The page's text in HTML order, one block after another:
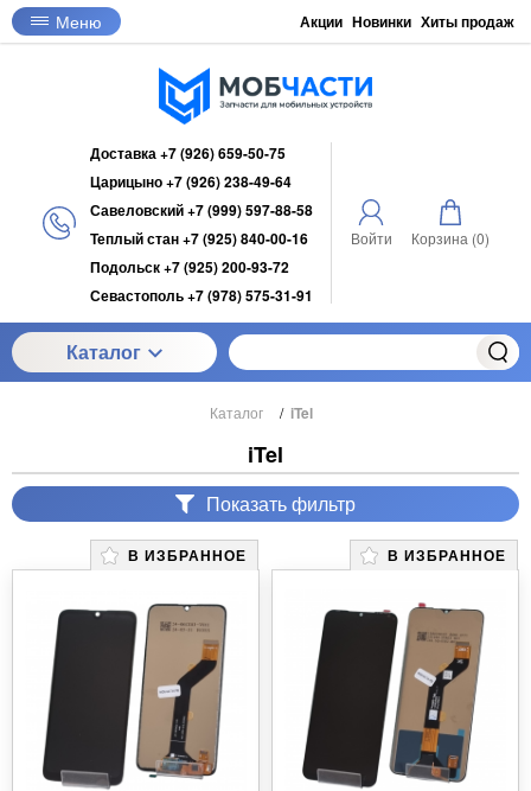
Меню Акции Новинки Хиты продаж
Доставка +7 (926) 659-50-75
Царицыно +7 (926) 238-49-64
Савеловский +7 (999) 597-88-58
Теплый стан +7 (925) 840-00-16
Подольск +7 (925) 200-93-72
Севастополь +7 (978) 575-31-91
Войти Корзина (0)
Каталог
Каталог / iTel
iTel
Показать фильтр
В ИЗБРАННОЕ В ИЗБРАННОЕ